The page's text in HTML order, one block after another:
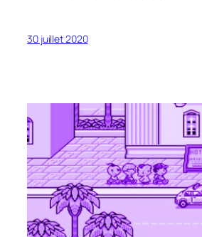
30 juillet 2020